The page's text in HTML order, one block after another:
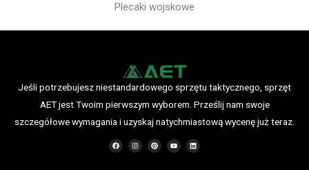
Plecaki wojskowe
Jeśli potrzebujesz niestandardowego sprzętu taktycznego, sprzęt
AET jest Twoim pierwszym wyborem. Prześlij nam swoje
szczegółowe wymagania i uzyskaj natychmiastową wycenę już teraz.
F
a
c
I
n
s
P
i
n
Y
o
u
L
i
n